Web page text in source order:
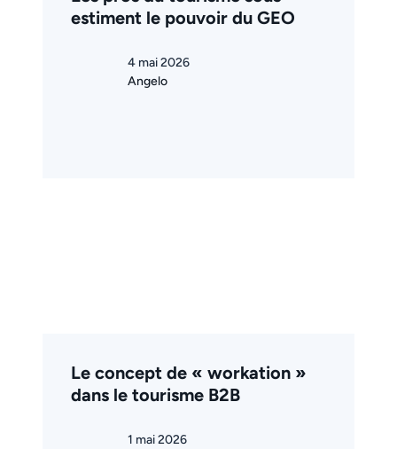
estiment le pouvoir du GEO
4 mai 2026
Angelo
Le concept de « workation »
dans le tourisme B2B
1 mai 2026